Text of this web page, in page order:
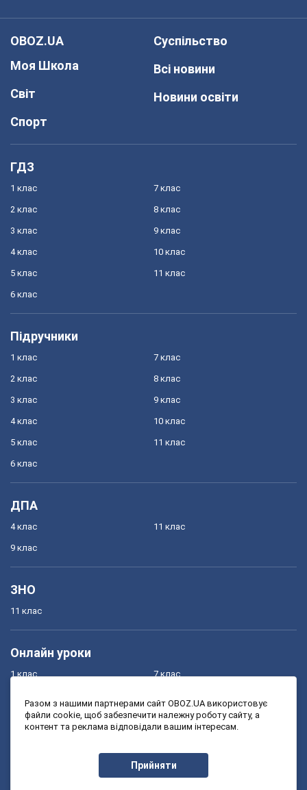
OBOZ.UA
Моя Школа
Світ
Спорт
Суспільство
Всі новини
Новини освіти
ГДЗ
1 клас
2 клас
3 клас
4 клас
5 клас
6 клас
7 клас
8 клас
9 клас
10 клас
11 клас
Підручники
1 клас
2 клас
3 клас
4 клас
5 клас
6 клас
7 клас
8 клас
9 клас
10 клас
11 клас
ДПА
4 клас
9 клас
11 клас
ЗНО
11 клас
Онлайн уроки
1 клас
3 клас
7 клас
9 клас
Разом з нашими партнерами сайт OBOZ.UA використовує
файли cookie, щоб забезпечити належну роботу сайту, а
контент та реклама відповідали вашим інтересам.
Прийняти